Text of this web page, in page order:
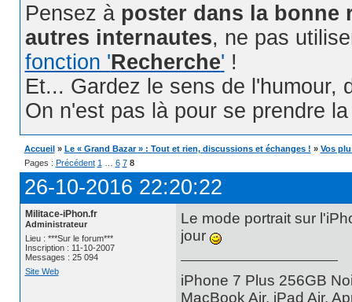
Pensez à poster dans la bonne
autres internautes, ne pas
fonction 'Recherche' !
Et... Gardez le sens de l'humour,
On n'est pas là pour se prendre
Accueil » Le « Grand Bazar » : Tout et rien, discussions et échanges ! » Vos
Pages : Précédent 1 6 7 8
26-10-2016 22:20:22
Militace-iPhon.fr
Administrateur
Lieu : ***Sur le forum***
Inscription : 11-10-2007
Messages : 25 094
Site Web
Le mode portrait sur
jour
iPhone 7 Plus 256GB
MacBook Air, iPad Air,